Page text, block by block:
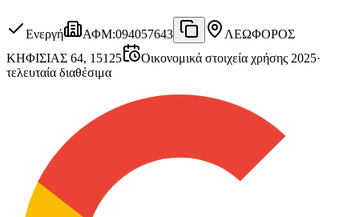
Ενεργή ΑΦΜ:094057643
ΛΕΩΦΟΡΟΣ
ΚΗΦΙΣΙΑΣ 64, 15125
Οικονομικά στοιχεία χρήσης 2025·
τελευταία διαθέσιμα